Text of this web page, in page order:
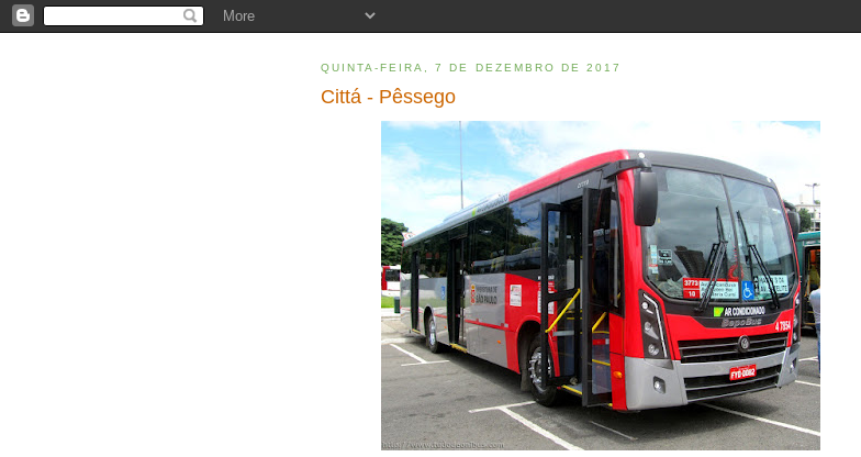
QUINTA-FEIRA, 7 DE DEZEMBRO DE 2017
Cittá - Pêssego